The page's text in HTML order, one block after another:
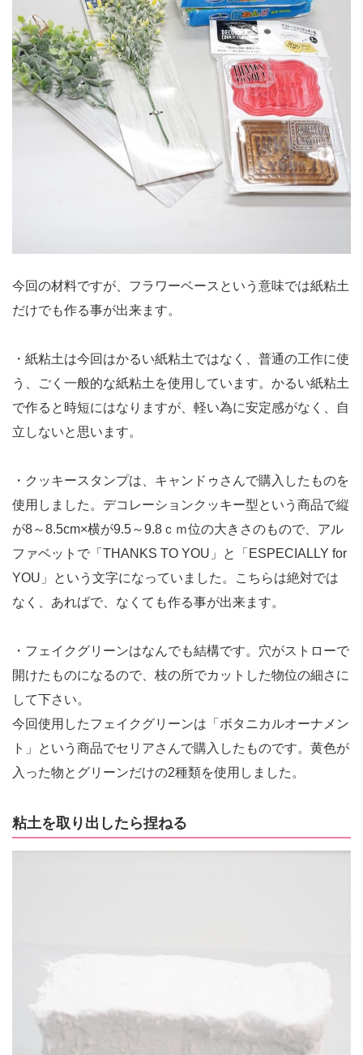
今回の材料ですが、フラワーベースという意味では紙粘土
だけでも作る事が出来ます。
・紙粘土は今回はかるい紙粘土ではなく、普通の工作に使
う、ごく一般的な紙粘土を使用しています。かるい紙粘土
で作ると時短にはなりますが、軽い為に安定感がなく、自
立しないと思います。
・クッキースタンプは、キャンドゥさんで購入したものを
使用しました。デコレーションクッキー型という商品で縦
が8～8.5cm×横が9.5～9.8ｃｍ位の大きさのもので、アル
ファベットで「THANKS TO YOU」と「ESPECIALLY for
YOU」という文字になっていました。こちらは絶対では
なく、あればで、なくても作る事が出来ます。
・フェイクグリーンはなんでも結構です。穴がストローで
開けたものになるので、枝の所でカットした物位の細さに
して下さい。
今回使用したフェイクグリーンは「ボタニカルオーナメン
ト」という商品でセリアさんで購入したものです。黄色が
入った物とグリーンだけの2種類を使用しました。
粘土を取り出したら捏ねる